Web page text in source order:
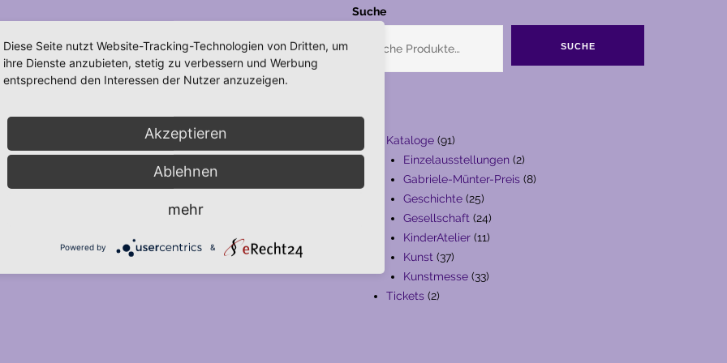
Suche
SUCHE
Kataloge 9191
Produkte
Einzelausstellungen 22
Produkte
Gabriele-Münter-Preis 88
Geschichte 2525
Produkte
Gesellschaft 2424
Produkte
KinderAtelier 1111
Kunst 3737
Produkte
Kunstmesse 3333
Tickets 22
Diese Seite nutzt Website-Tracking-Technologien von Dritten, um
ihre Dienste anzubieten, stetig zu verbessern und Werbung
entsprechend den Interessen der Nutzer anzuzeigen.
Akzeptieren
Ablehnen
mehr
Powered by &